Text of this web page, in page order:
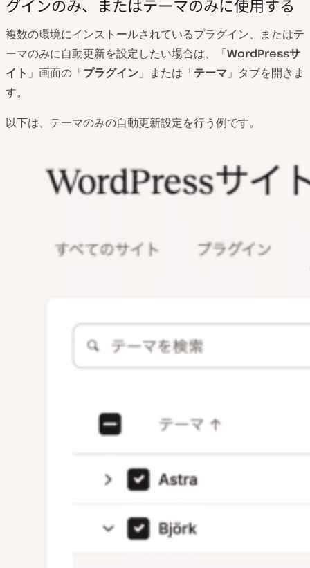
グインのみ、またはテーマのみに使用する
複数の環境にインストールされているプラグイン、またはテ
ーマのみに自動更新を設定したい場合は、「WordPressサ
イト 」画面の「プラグイン 」または「テーマ 」タブを開きま
す。
以下は、テーマのみの自動更新設定を行う例です。